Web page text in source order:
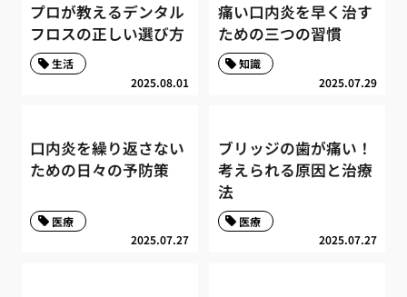
プロが教えるデンタル
フロスの正しい選び方
2025.08.01
生活
痛い口内炎を早く治す
ための三つの習慣
2025.07.29
知識
口内炎を繰り返さない
ための日々の予防策
2025.07.27
医療
ブリッジの歯が痛い！
考えられる原因と治療
法
2025.07.27
医療